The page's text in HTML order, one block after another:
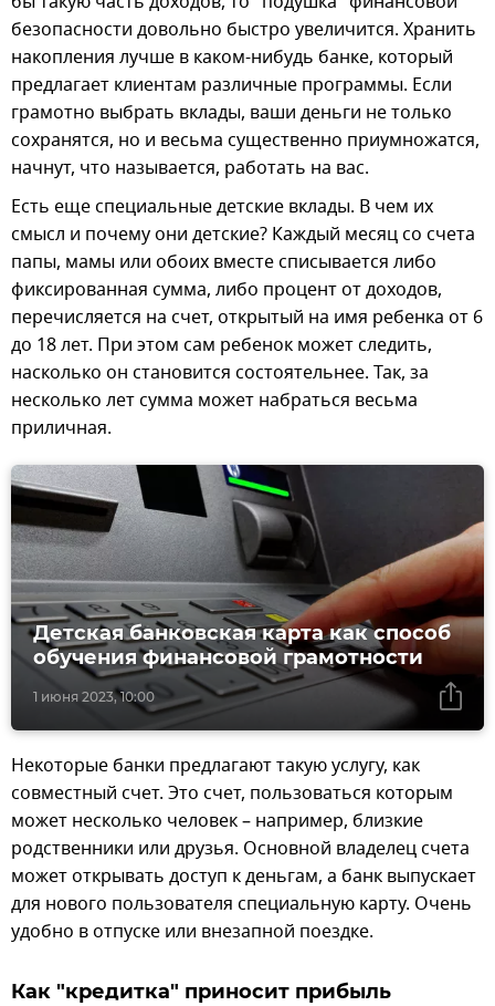
безопасности довольно быстро увеличится. Хранить
накопления лучше в каком-нибудь банке, который
предлагает клиентам различные программы. Если
грамотно выбрать вклады, ваши деньги не только
сохранятся, но и весьма существенно приумножатся,
начнут, что называется, работать на вас.
Есть еще специальные детские вклады. В чем их
смысл и почему они детские? Каждый месяц со счета
папы, мамы или обоих вместе списывается либо
фиксированная сумма, либо процент от доходов,
перечисляется на счет, открытый на имя ребенка от 6
до 18 лет. При этом сам ребенок может следить,
насколько он становится состоятельнее. Так, за
несколько лет сумма может набраться весьма
приличная.
1 июня 2023, 10:00
Детская банковская карта как способ
обучения финансовой грамотности
Некоторые банки предлагают такую услугу, как
совместный счет. Это счет, пользоваться которым
может несколько человек – например, близкие
родственники или друзья. Основной владелец счета
может открывать доступ к деньгам, а банк выпускает
для нового пользователя специальную карту. Очень
удобно в отпуске или внезапной поездке.
Как "кредитка" приносит прибыль